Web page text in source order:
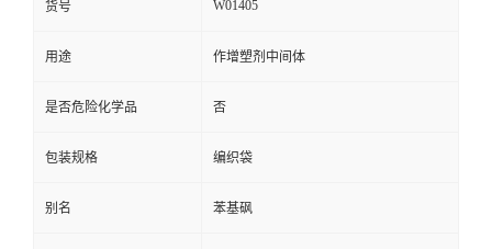
货号 W01405
用途 作增塑剂中间体
是否危险化学品 否
包装规格 编织袋
别名 苯基砜